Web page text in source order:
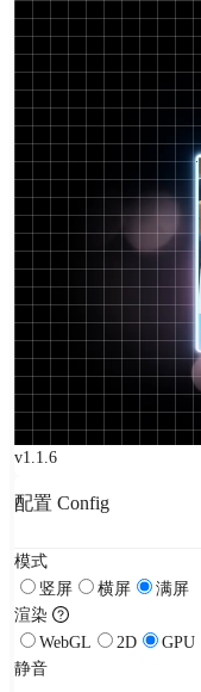
v1.1.6
配置 Config
模式
竖屏
横屏
满屏
渲染
WebGL
2D
GPU
静音